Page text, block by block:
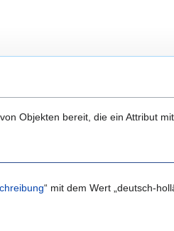
Objekten bereit, die ein Attribut
“ mit dem Wert „deutsch-